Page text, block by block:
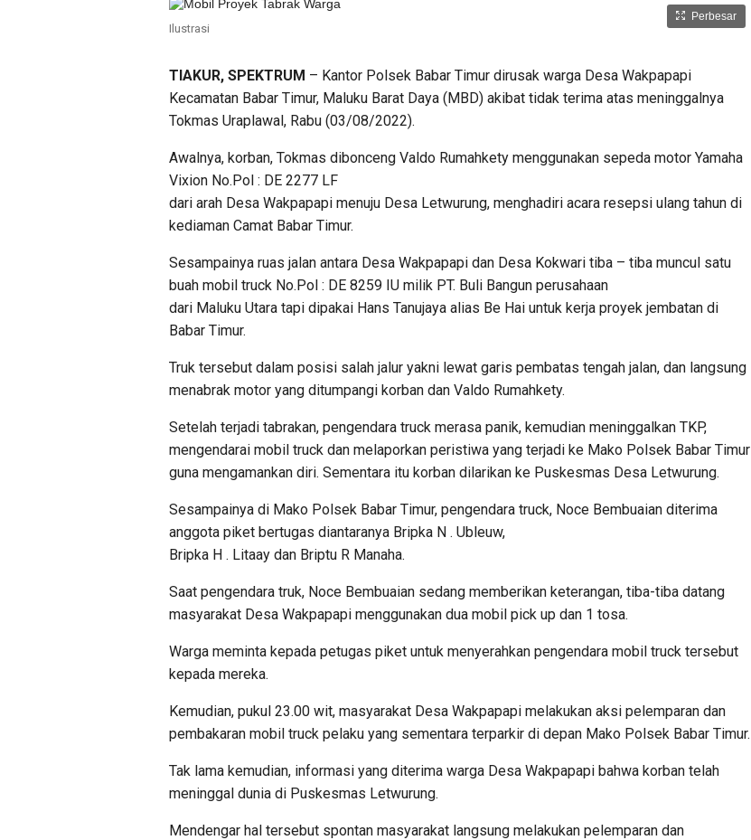
Perbesar
Ilustrasi
TIAKUR, SPEKTRUM – Kantor Polsek Babar Timur dirusak warga Desa Wakpapapi
Kecamatan Babar Timur, Maluku Barat Daya (MBD) akibat tidak terima atas meninggalnya
Tokmas Uraplawal, Rabu (03/08/2022).
Awalnya, korban, Tokmas dibonceng Valdo Rumahkety menggunakan sepeda motor Yamaha
Vixion No.Pol : DE 2277 LF
dari arah Desa Wakpapapi menuju Desa Letwurung, menghadiri acara resepsi ulang tahun di
kediaman Camat Babar Timur.
Sesampainya ruas jalan antara Desa Wakpapapi dan Desa Kokwari tiba – tiba muncul satu
buah mobil truck No.Pol : DE 8259 IU milik PT. Buli Bangun perusahaan
dari Maluku Utara tapi dipakai Hans Tanujaya alias Be Hai untuk kerja proyek jembatan di
Babar Timur.
Truk tersebut dalam posisi salah jalur yakni lewat garis pembatas tengah jalan, dan langsung
menabrak motor yang ditumpangi korban dan Valdo Rumahkety.
Setelah terjadi tabrakan, pengendara truck merasa panik, kemudian meninggalkan TKP,
mengendarai mobil truck dan melaporkan peristiwa yang terjadi ke Mako Polsek Babar Timur
guna mengamankan diri. Sementara itu korban dilarikan ke Puskesmas Desa Letwurung.
Sesampainya di Mako Polsek Babar Timur, pengendara truck, Noce Bembuaian diterima
anggota piket bertugas diantaranya Bripka N . Ubleuw,
Bripka H . Litaay dan Briptu R Manaha.
Saat pengendara truk, Noce Bembuaian sedang memberikan keterangan, tiba-tiba datang
masyarakat Desa Wakpapapi menggunakan dua mobil pick up dan 1 tosa.
Warga meminta kepada petugas piket untuk menyerahkan pengendara mobil truck tersebut
kepada mereka.
Kemudian, pukul 23.00 wit, masyarakat Desa Wakpapapi melakukan aksi pelemparan dan
pembakaran mobil truck pelaku yang sementara terparkir di depan Mako Polsek Babar Timur.
Tak lama kemudian, informasi yang diterima warga Desa Wakpapapi bahwa korban telah
meninggal dunia di Puskesmas Letwurung.
Mendengar hal tersebut spontan masyarakat langsung melakukan pelemparan dan